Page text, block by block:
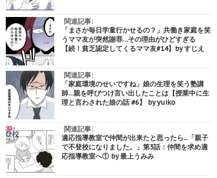
関連記事:
「まさか毎日学童行かせるの？」共働き家庭を笑
うママ友が突然謝罪…その理由がひどすぎる
【続！貧乏認定してくるママ友#14】by すじえ
関連記事:
「家庭環境のせいですね」娘の生理を笑う塾講
師…親を呼びつけ言い出したことは【授業中に生
理と言わされた娘の話 #6】 by yuiko
関連記事:
適応指導教室で仲間が出来たと思ったら...「親子
で不登校になりました。」第3話：仲間を求め適
応指導教室へ① by 最上うみみ